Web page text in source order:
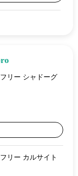
リー シャドーグ
リー カルサイト